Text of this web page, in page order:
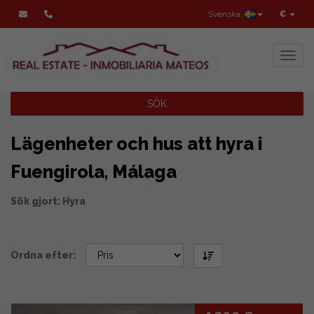
€
Svenska
SÖK
Lägenheter och hus att hyra i
Fuengirola, Málaga
Sök gjort: Hyra
Ordna efter: